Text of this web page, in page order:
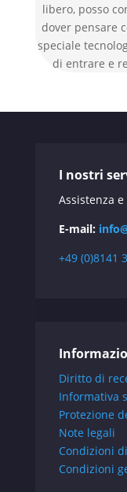
libero, posso
dover pensare
speciale
di entrare e
I nostri
Assistenza
E-mail:
+49 (0)8141
Diritto di
Informativa
Protezione
Note legali
Condizioni
Condizioni